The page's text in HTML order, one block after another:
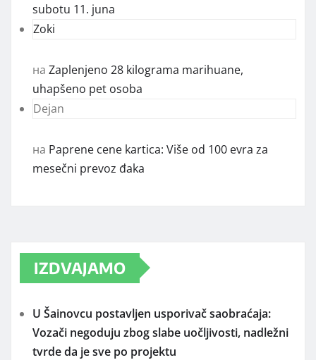
subotu 11. juna
Zoki
на Zaplenjeno 28 kilograma marihuane,
uhapšeno pet osoba
Dejan
на Paprene cene kartica: Više od 100 evra za
mesečni prevoz đaka
IZDVAJAMO
U Šainovcu postavljen usporivač saobraćaja:
Vozači negoduju zbog slabe uočljivosti, nadležni
tvrde da je sve po projektu